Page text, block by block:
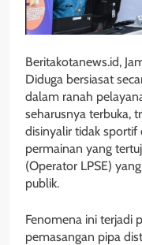
Beritakotanews.id,
Diduga bersiasat
dalam ranah
seharusnya terbuka,
disinyalir tidak sportif
permainan yang
(Operator LPSE)
publik.
Fenomena ini terjadi
pemasangan pipa